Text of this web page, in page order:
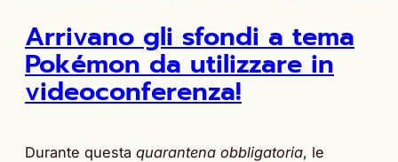
Arrivano gli sfondi a tema
Pokémon da utilizzare in
videoconferenza!
Durante questa quarantena obbligatoria, le